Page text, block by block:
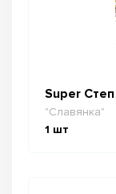
Super Степ
"Славянка"
1 шт